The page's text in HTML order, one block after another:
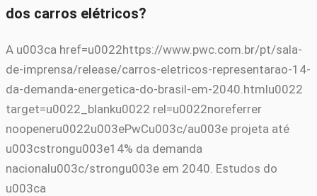
dos carros elétricos?
A u003ca href=u0022https://www.pwc.com.br/pt/sala-
de-imprensa/release/carros-eletricos-representarao-14-
da-demanda-energetica-do-brasil-em-2040.htmlu0022
target=u0022_blanku0022 rel=u0022noreferrer
noopeneru0022u003ePwCu003c/au003e projeta até
u003cstrongu003e14% da demanda
nacionalu003c/strongu003e em 2040. Estudos do
u003ca